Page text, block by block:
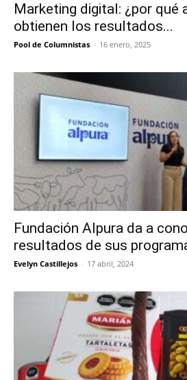
Marketing digital: ¿por qué
obtienen los resultados...
Pool de Columnistas - 16 enero, 2025
Fundación Alpura da a
resultados de sus
Evelyn Castillejos - 17 abril, 2024